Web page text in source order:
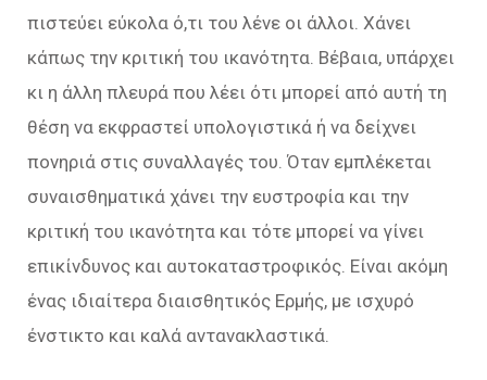
πιστεύει εύκολα ό,τι του λένε οι άλλοι. Χάνει
κάπως την κριτική του ικανότητα. Βέβαια, υπάρχει
κι η άλλη πλευρά που λέει ότι μπορεί από αυτή τη
θέση να εκφραστεί υπολογιστικά ή να δείχνει
πονηριά στις συναλλαγές του. Όταν εμπλέκεται
συναισθηματικά χάνει την ευστροφία και την
κριτική του ικανότητα και τότε μπορεί να γίνει
επικίνδυνος και αυτοκαταστροφικός. Είναι ακόμη
ένας ιδιαίτερα διαισθητικός Ερμής, με ισχυρό
ένστικτο και καλά αντανακλαστικά.